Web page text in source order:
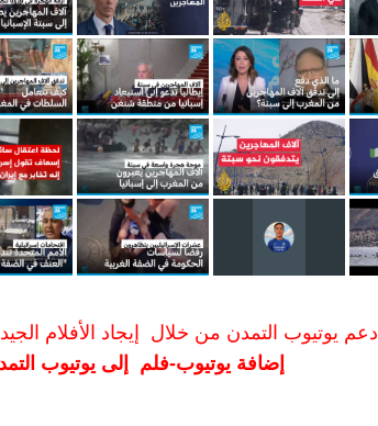
ادعم يوتيوب التمدن من خلال إيجاد الأفلام
إضافة يوتيوب-فلم إلى يوتيوب